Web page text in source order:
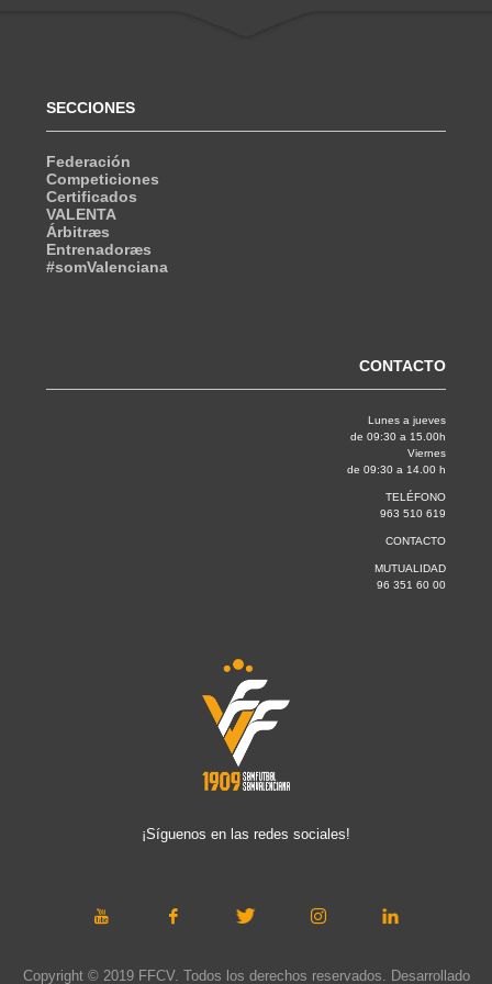
SECCIONES
Federación
Competiciones
Certificados
VALENTA
Árbitræs
Entrenadoræs
#somValenciana
CONTACTO
Lunes a jueves
de 09:30 a 15.00h
Viernes
de 09:30 a 14.00 h
TELÉFONO
963 510 619
CONTACTO
MUTUALIDAD
96 351 60 00
¡Síguenos en las redes sociales!
Copyright © 2019 FFCV. Todos los derechos reservados. Desarrollado